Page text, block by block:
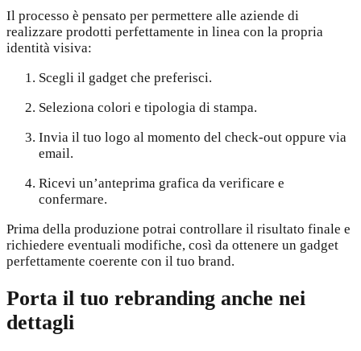
Il processo è pensato per permettere alle aziende di
realizzare prodotti perfettamente in linea con la propria
identità visiva:
Scegli il gadget che preferisci.
Seleziona colori e tipologia di stampa.
Invia il tuo logo al momento del check-out oppure via
email.
Ricevi un’anteprima grafica da verificare e
confermare.
Prima della produzione potrai controllare il risultato finale e
richiedere eventuali modifiche, così da ottenere un gadget
perfettamente coerente con il tuo brand.
Porta il tuo rebranding anche nei
dettagli